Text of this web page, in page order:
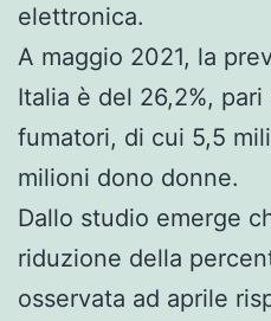
elettronica.
A maggio 2021, la
Italia è del 26,2%, pari
fumatori, di cui 5,5
milioni dono donne.
Dallo studio emerge
riduzione della
osservata ad aprile